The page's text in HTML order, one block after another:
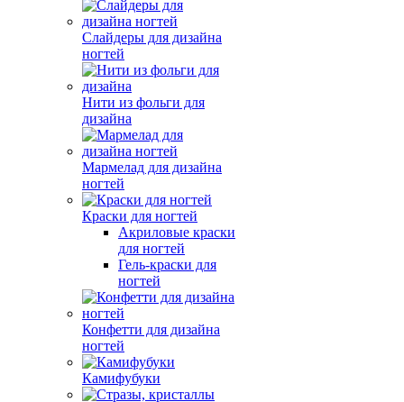
Слайдеры для дизайна
ногтей
Нити из фольги для
дизайна
Мармелад для дизайна
ногтей
Краски для ногтей
Акриловые краски
для ногтей
Гель-краски для
ногтей
Конфетти для дизайна
ногтей
Камифубуки